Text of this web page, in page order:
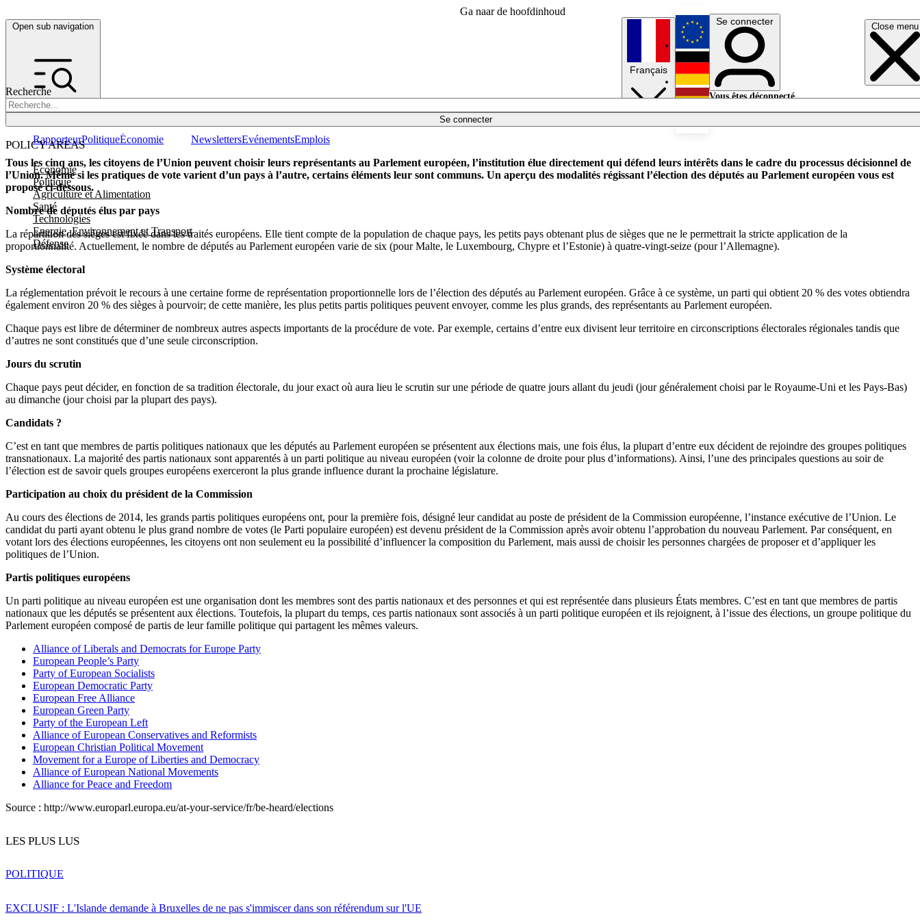
Ga naar de hoofdinhoud
Open sub navigation Close menu
Recherche
Se connecter
POLICY AREAS
Economie
Politique
Agriculture et Alimentation
Santé
Technologies
Energie, Environnement et Transport
Défense
RapporteurPolitiqueÉconomie NewslettersEvénementsEmplois
Français
English
Deutsch
Se connecter
Vous êtes déconnecté.
Tous les cinq ans, les citoyens de l’Union peuvent choisir leurs représentants au Parlement européen, l’institution élue directement qui défend leurs intérêts dans le cadre du processus décisionnel de
l’Union. Même si les pratiques de vote varient d’un pays à l’autre, certains éléments leur sont communs. Un aperçu des modalités régissant l’élection des députés au Parlement européen vous est
proposé ci-dessous.
Nombre de députés élus par pays
La répartition des sièges est fixée dans les traités européens. Elle tient compte de la population de chaque pays, les petits pays obtenant plus de sièges que ne le permettrait la stricte application de la
proportionnalité. Actuellement, le nombre de députés au Parlement européen varie de six (pour Malte, le Luxembourg, Chypre et l’Estonie) à quatre-vingt-seize (pour l’Allemagne).
Système électoral
La réglementation prévoit le recours à une certaine forme de représentation proportionnelle lors de l’élection des députés au Parlement européen. Grâce à ce système, un parti qui obtient 20 % des votes obtiendra
également environ 20 % des sièges à pourvoir; de cette manière, les plus petits partis politiques peuvent envoyer, comme les plus grands, des représentants au Parlement européen.
Chaque pays est libre de déterminer de nombreux autres aspects importants de la procédure de vote. Par exemple, certains d’entre eux divisent leur territoire en circonscriptions électorales régionales tandis que
d’autres ne sont constitués que d’une seule circonscription.
Jours du scrutin
Chaque pays peut décider, en fonction de sa tradition électorale, du jour exact où aura lieu le scrutin sur une période de quatre jours allant du jeudi (jour généralement choisi par le Royaume-Uni et les Pays-Bas)
au dimanche (jour choisi par la plupart des pays).
Candidats ?
C’est en tant que membres de partis politiques nationaux que les députés au Parlement européen se présentent aux élections mais, une fois élus, la plupart d’entre eux décident de rejoindre des groupes politiques
transnationaux. La majorité des partis nationaux sont apparentés à un parti politique au niveau européen (voir la colonne de droite pour plus d’informations). Ainsi, l’une des principales questions au soir de
l’élection est de savoir quels groupes européens exerceront la plus grande influence durant la prochaine législature.
Participation au choix du président de la Commission
Au cours des élections de 2014, les grands partis politiques européens ont, pour la première fois, désigné leur candidat au poste de président de la Commission européenne, l’instance exécutive de l’Union. Le
candidat du parti ayant obtenu le plus grand nombre de votes (le Parti populaire européen) est devenu président de la Commission après avoir obtenu l’approbation du nouveau Parlement. Par conséquent, en
votant lors des élections européennes, les citoyens ont non seulement eu la possibilité d’influencer la composition du Parlement, mais aussi de choisir les personnes chargées de proposer et d’appliquer les
politiques de l’Union.
Partis politiques européens
Un parti politique au niveau européen est une organisation dont les membres sont des partis nationaux et des personnes et qui est représentée dans plusieurs États membres. C’est en tant que membres de partis
nationaux que les députés se présentent aux élections. Toutefois, la plupart du temps, ces partis nationaux sont associés à un parti politique européen et ils rejoignent, à l’issue des élections, un groupe politique du
Parlement européen composé de partis de leur famille politique qui partagent les mêmes valeurs.
Alliance of Liberals and Democrats for Europe Party
European People’s Party
Party of European Socialists
European Democratic Party
European Free Alliance
European Green Party
Party of the European Left
Alliance of European Conservatives and Reformists
European Christian Political Movement
Movement for a Europe of Liberties and Democracy
Alliance of European National Movements
Alliance for Peace and Freedom
Source : http://www.europarl.europa.eu/at-your-service/fr/be-heard/elections
LES PLUS LUS
EXCLUSIF : L'Islande demande à Bruxelles de ne pas s'immiscer dans son référendum sur l'UE
POLITIQUE